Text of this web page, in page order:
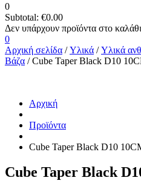
0
Subtotal: €0.00
0
Αρχική σελίδα /Υλικά /Υλικά
Βάζα / Cube Taper Black D10
Αρχική
Προϊόντα
Cube Taper Black D10
Cube Taper Black